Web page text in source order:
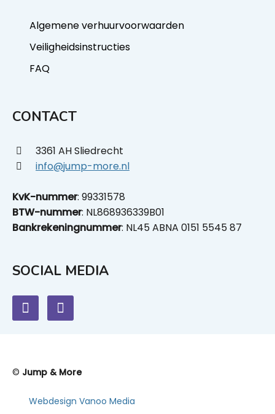
Algemene verhuurvoorwaarden
Veiligheidsinstructies
FAQ
CONTACT
3361 AH Sliedrecht
info@jump-more.nl
KvK-nummer: 99331578
BTW-nummer: NL868936339B01
Bankrekeningnummer: NL45 ABNA 0151 5545 87
SOCIAL MEDIA
© Jump & More
Webdesign Vanoo Media